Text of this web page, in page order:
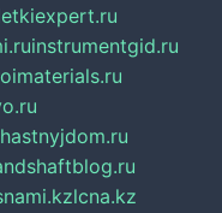
instrumentgid.ru
lcna.kz